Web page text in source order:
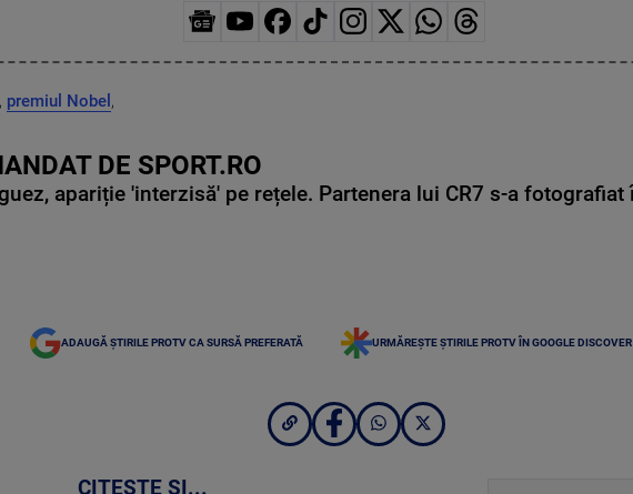
, premiul Nobel ,
DE SPORT.RO
apariție 'interzisă' pe rețele. Partenera lui CR7 s-a
ADAUGĂ ȘTIRILE PROTV CA SURSĂ PREFERATĂ URMĂREȘTE ȘTIRILE PROTV ÎN GOOGLE DISCOVER
CITEȘTE ȘI...